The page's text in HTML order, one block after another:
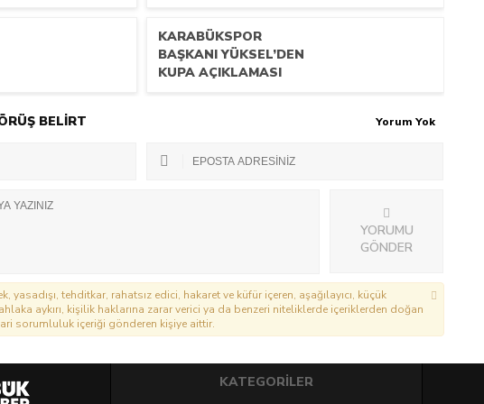
KARABÜKSPOR
BAŞKANI YÜKSEL’DEN
KUPA AÇIKLAMASI
BELİRT Yorum Yok
YORUMU
GÖNDER
yasadışı, tehditkar, rahatsız edici, hakaret ve küfür içeren, aşağılayıcı, küçük
aykırı, kişilik haklarına zarar verici ya da benzeri niteliklerde içeriklerden doğan
sorumluluk içeriği gönderen kişiye aittir.
KATEGORİLER